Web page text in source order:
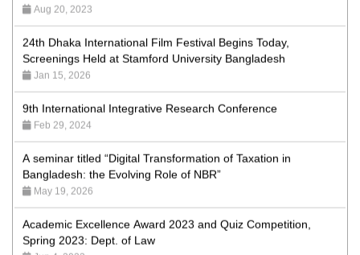
24th Dhaka International Film Festival Begins Today,
Screenings Held at Stamford University Bangladesh
Jan 15, 2026
9th International Integrative Research Conference
Feb 29, 2024
A seminar titled “Digital Transformation of Taxation in
Bangladesh: the Evolving Role of NBR”
May 19, 2026
Academic Excellence Award 2023 and Quiz Competition,
Spring 2023: Dept. of Law
Jun 4, 2023